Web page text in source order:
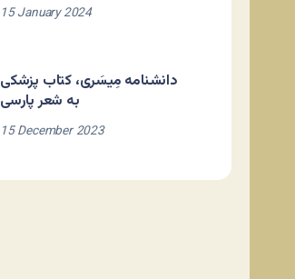
15 January 2024
دانشنامه مِیسَری، کتاب پزشکی
به شعر پارسی
15 December 2023